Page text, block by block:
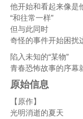
他开始和看起来像是
“和往常一样”
但与此同时
奇怪的事件开始困扰
陷入未知的“某物”
青春恐怖故事的序幕
原始信息
【原作】
光明消逝的夏天